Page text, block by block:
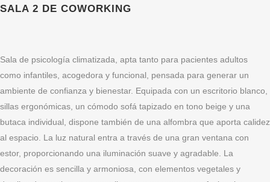
SALA 2 DE COWORKING
Sala de psicología climatizada, apta tanto para pacientes adultos
como infantiles, acogedora y funcional, pensada para generar un
ambiente de confianza y bienestar. Equipada con un escritorio blanco,
sillas ergonómicas, un cómodo sofá tapizado en tono beige y una
butaca individual, dispone también de una alfombra que aporta calidez
al espacio. La luz natural entra a través de una gran ventana con
estor, proporcionando una iluminación suave y agradable. La
decoración es sencilla y armoniosa, con elementos vegetales y